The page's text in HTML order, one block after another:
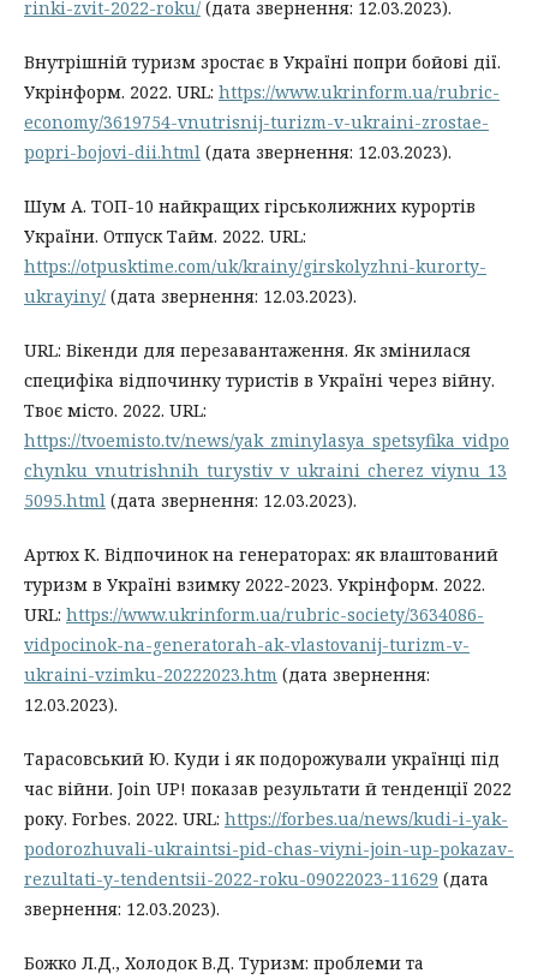
rinki-zvit-2022-roku/ (дата звернення: 12.03.2023).
Внутрішній туризм зростає в Україні попри бойові дії.
Укрінформ. 2022. URL: https://www.ukrinform.ua/rubric-
economy/3619754-vnutrisnij-turizm-v-ukraini-zrostae-
popri-bojovi-dii.html (дата звернення: 12.03.2023).
Шум А. ТОП-10 найкращих гірськолижних курортів
України. Отпуск Тайм. 2022. URL:
https://otpusktime.com/uk/krainy/girskolyzhni-kurorty-
ukrayiny/ (дата звернення: 12.03.2023).
URL: Вікенди для перезавантаження. Як змінилася
специфіка відпочинку туристів в Україні через війну.
Твоє місто. 2022. URL:
https://tvoemisto.tv/news/yak_zminylasya_spetsyfika_vidpo
chynku_vnutrishnih_turystiv_v_ukraini_cherez_viynu_13
5095.html (дата звернення: 12.03.2023).
Артюх К. Відпочинок на генераторах: як влаштований
туризм в Україні взимку 2022-2023. Укрінформ. 2022.
URL: https://www.ukrinform.ua/rubric-society/3634086-
vidpocinok-na-generatorah-ak-vlastovanij-turizm-v-
ukraini-vzimku-20222023.htm (дата звернення:
12.03.2023).
Тарасовський Ю. Куди і як подорожували українці під
час війни. Join UP! показав результати й тенденції 2022
року. Forbes. 2022. URL: https://forbes.ua/news/kudi-i-yak-
podorozhuvali-ukraintsi-pid-chas-viyni-join-up-pokazav-
rezultati-y-tendentsii-2022-roku-09022023-11629 (дата
звернення: 12.03.2023).
Божко Л.Д., Холодок В.Д. Туризм: проблеми та